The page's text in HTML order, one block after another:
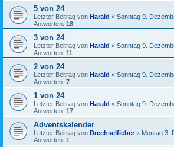
5 von 24
Letzter Beitrag von Harald « Sonntag 9.
Antworten: 18
3 von 24
Letzter Beitrag von Harald « Sonntag 9.
Antworten: 11
2 von 24
Letzter Beitrag von Harald « Sonntag 9.
Antworten: 7
1 von 24
Letzter Beitrag von Harald « Sonntag 9.
Antworten: 17
Adventskalender
Letzter Beitrag von Drechselfieber « Montag 3.
Antworten: 1